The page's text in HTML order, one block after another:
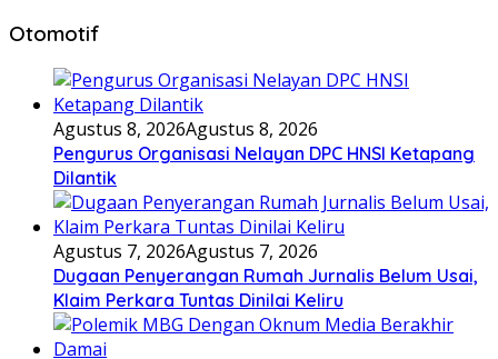
Otomotif
Agustus 8, 2026Agustus 8, 2026
Pengurus Organisasi Nelayan DPC HNSI Ketapang
Dilantik
Agustus 7, 2026Agustus 7, 2026
Dugaan Penyerangan Rumah Jurnalis Belum Usai,
Klaim Perkara Tuntas Dinilai Keliru